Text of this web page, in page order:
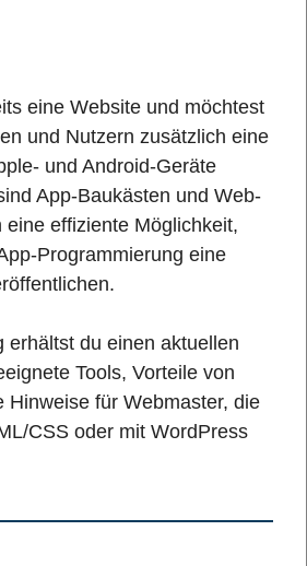
eine Website und möchtest
und Nutzern zusätzlich eine
und Android-Geräte
App-Baukästen und Web-
eine effiziente Möglichkeit,
Programmierung eine
erhältst du einen aktuellen
Tools, Vorteile von
Hinweise für Webmaster, die
CSS oder mit WordPress